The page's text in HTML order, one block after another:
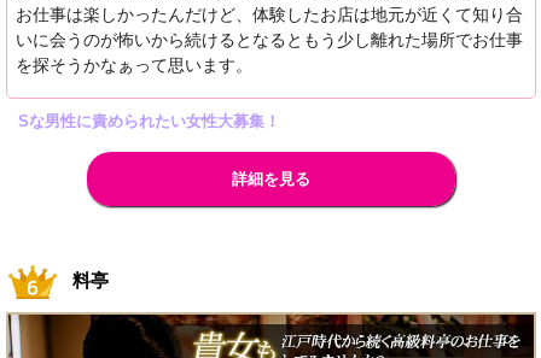
お仕事は楽しかったんだけど、体験したお店は地元が近くて知り合
いに会うのが怖いから続けるとなるともう少し離れた場所でお仕事
を探そうかなぁって思います。
Sな男性に責められたい女性大募集！
詳細を見る
料亭